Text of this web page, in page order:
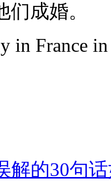
成婚。
in France
解的30句